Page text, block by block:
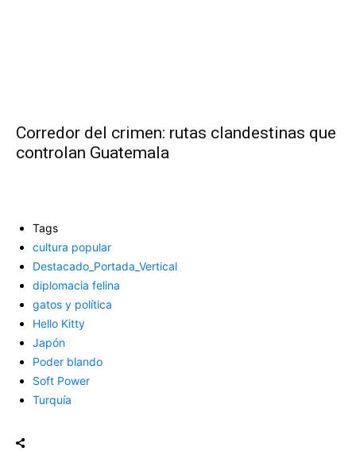
Corredor del crimen: rutas clandestinas que
controlan Guatemala
Tags
cultura popular
Destacado_Portada_Vertical
diplomacia felina
gatos y política
Hello Kitty
Japón
Poder blando
Soft Power
Turquía